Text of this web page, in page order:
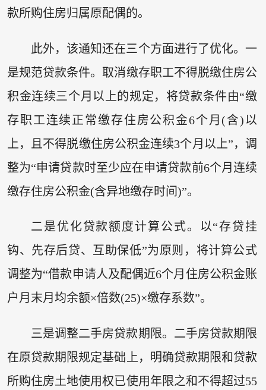
款所购住房归属原配偶的。
此外，该通知还在三个方面进行了优化。一
是规范贷款条件。取消缴存职工不得脱缴住房公
积金连续三个月以上的规定，将贷款条件由“缴
存职工连续正常缴存住房公积金6个月(含)以
上，且不得脱缴住房公积金连续3个月以上”，调
整为“申请贷款时至少应在申请贷款前6个月连续
缴存住房公积金(含异地缴存时间)”。
二是优化贷款额度计算公式。以“存贷挂
钩、先存后贷、互助保低”为原则，将计算公式
调整为“借款申请人及配偶近6个月住房公积金账
户月末月均余额×倍数(25)×缴存系数”。
三是调整二手房贷款期限。二手房贷款期限
在原贷款期限规定基础上，明确贷款期限和贷款
所购住房土地使用权已使用年限之和不得超过55